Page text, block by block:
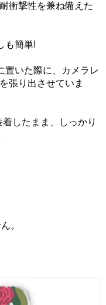
衝撃性を兼ね備えた
も簡単!
置いた際に、カメラレ
張り出させていま
したまま、しっかり
。